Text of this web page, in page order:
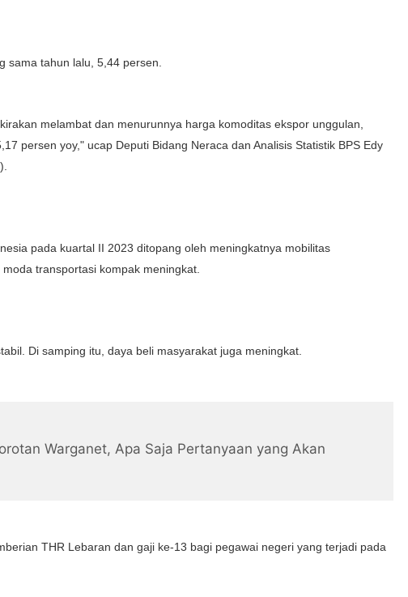
sama tahun lalu, 5,44 persen.
melambat dan menurunnya harga komoditas ekspor unggulan,
persen yoy," ucap Deputi Bidang Neraca dan Analisis Statistik BPS Edy
pada kuartal II 2023 ditopang oleh meningkatnya mobilitas
transportasi kompak meningkat.
Di samping itu, daya beli masyarakat juga meningkat.
Warganet, Apa Saja Pertanyaan yang Akan
THR Lebaran dan gaji ke-13 bagi pegawai negeri yang terjadi pada